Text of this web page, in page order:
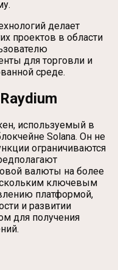
делает
проектов в области
для торговли и
среде.
используемый в
Solana. Он не
ограничиваются
валюты на более
ключевым
платформой,
и развитии
для получения